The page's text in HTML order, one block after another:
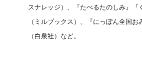
スナレッジ）、『たべるたのしみ』『
（ミルブックス）、『にっぽん全国お
（白泉社）など。